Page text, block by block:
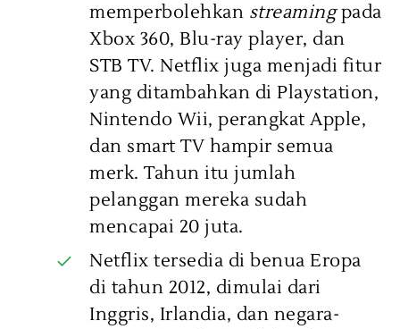
memperbolehkan streamingpada
Xbox 360, Blu-ray player, dan
STB TV. Netflix juga menjadi fitur
yang ditambahkan di Playstation,
Nintendo Wii, perangkat Apple,
dan smart TV hampir semua
merk. Tahun itu jumlah
pelanggan mereka sudah
mencapai 20 juta.
Netflix tersedia di benua Eropa
di tahun 2012, dimulai dari
Inggris, Irlandia, dan negara-